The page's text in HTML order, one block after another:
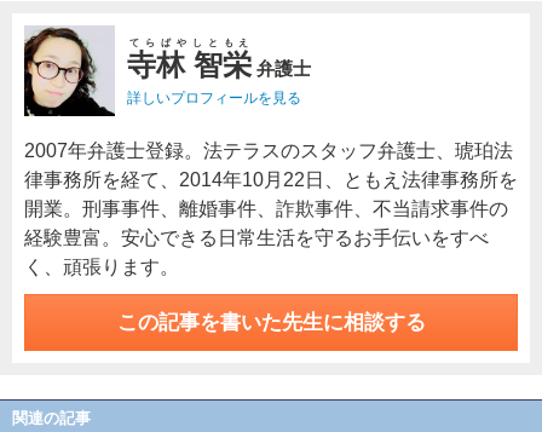
寺林 智栄
てらばやしともえ
弁護士
詳しいプロフィールを見る
2007年弁護士登録。法テラスのスタッフ弁護士、琥珀法
律事務所を経て、2014年10月22日、ともえ法律事務所を
開業。刑事事件、離婚事件、詐欺事件、不当請求事件の
経験豊富。安心できる日常生活を守るお手伝いをすべ
く、頑張ります。
この記事を書いた先生に相談する
関連の記事